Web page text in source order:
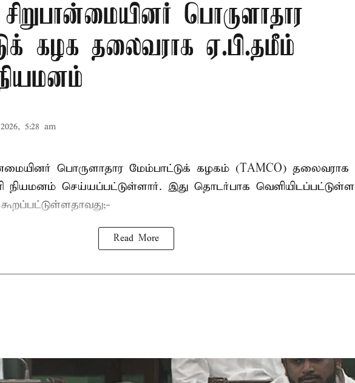
சிறுபான்மையினர் பொருளாதார
கழக தலைவராக ஏ.பி.தமீம்
5:28 am
பொருளாதார மேம்பாட்டுக் கழகம் (TAMCO) தலைவராக
நியமனம் செய்யப்பட்டுள்ளார். இது தொடர்பாக வெளியிடப்பட்டுள்ள
Read More